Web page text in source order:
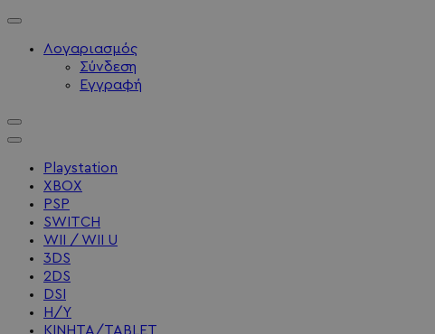
Λογαριασμός
Σύνδεση
Εγγραφή
Playstation
XBOX
PSP
SWITCH
WII / WII U
3DS
2DS
DSI
Η/Υ
ΚΙΝΗΤΑ/TABLET